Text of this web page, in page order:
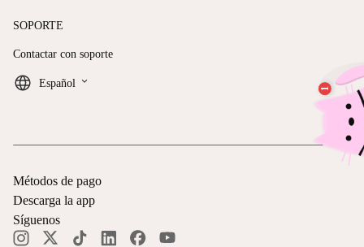
SOPORTE
Contactar con soporte
Español keyboard_arrow_down
Métodos de pago
Descarga la app
Síguenos